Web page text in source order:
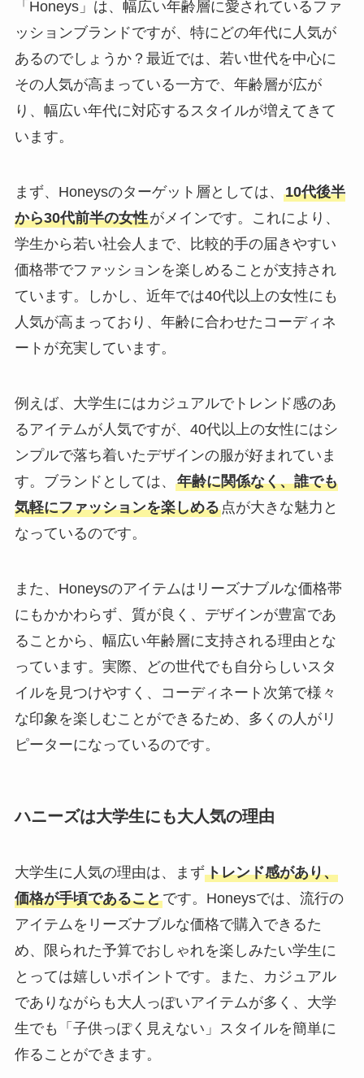
「Honeys」は、幅広い年齢層に愛されているファ
ッションブランドですが、特にどの年代に人気が
あるのでしょうか？最近では、若い世代を中心に
その人気が高まっている一方で、年齢層が広が
り、幅広い年代に対応するスタイルが増えてきて
います。
まず、Honeysのターゲット層としては、 10代後半
から30代前半の女性がメインです。これにより、
学生から若い社会人まで、比較的手の届きやすい
価格帯でファッションを楽しめることが支持され
ています。しかし、近年では40代以上の女性にも
人気が高まっており、年齢に合わせたコーディネ
ートが充実しています。
例えば、大学生にはカジュアルでトレンド感のあ
るアイテムが人気ですが、40代以上の女性にはシ
ンプルで落ち着いたデザインの服が好まれていま
す。ブランドとしては、 年齢に関係なく、誰でも
気軽にファッションを楽しめる点が大きな魅力と
なっているのです。
また、Honeysのアイテムはリーズナブルな価格帯
にもかかわらず、質が良く、デザインが豊富であ
ることから、幅広い年齢層に支持される理由とな
っています。実際、どの世代でも自分らしいスタ
イルを見つけやすく、コーディネート次第で様々
な印象を楽しむことができるため、多くの人がリ
ピーターになっているのです。
ハニーズは大学生にも大人気の理由
大学生に人気の理由は、まずトレンド感があり、
価格が手頃であることです。Honeysでは、流行の
アイテムをリーズナブルな価格で購入できるた
め、限られた予算でおしゃれを楽しみたい学生に
とっては嬉しいポイントです。また、カジュアル
でありながらも大人っぽいアイテムが多く、大学
生でも「子供っぽく見えない」スタイルを簡単に
作ることができます。